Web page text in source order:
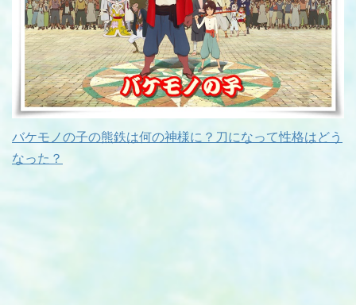
バケモノの子の熊鉄は何の神様に？刀になって性格はどう
なった？